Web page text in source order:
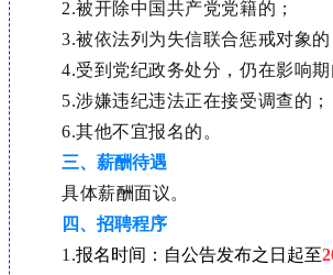
2.被开除中国共产党党籍的；
3.被依法列为失信联合惩戒对象的
4.受到党纪政务处分，仍在影响期
5.涉嫌违纪违法正在接受调查的；
6.其他不宜报名的。
三、薪酬待遇
具体薪酬面议。
四、招聘程序
1.报名时间： 自公告发布之日起至